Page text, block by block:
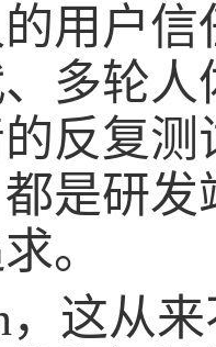
用户
多轮
的反复
是研
。
，这从